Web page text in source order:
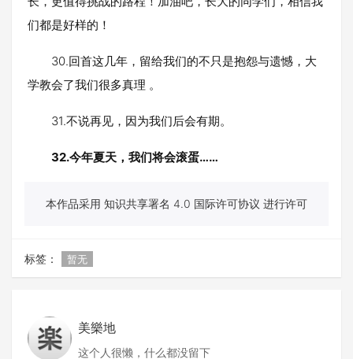
们都是好样的！
30.回首这几年，留给我们的不只是抱怨与遗憾，大
学教会了我们很多真理 。
31.不说再见，因为我们后会有期。
32.今年夏天，我们将会滚蛋……
本作品采用 知识共享署名 4.0 国际许可协议 进行许可
标签： 暂无
美樂地
这个人很懒，什么都没留下